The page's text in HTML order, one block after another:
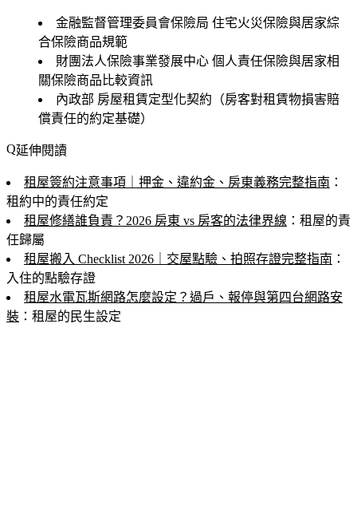
金融監督管理委員會保險局 住宅火災保險與居家綜
合保險商品規範
財團法人保險事業發展中心 個人責任保險與居家相
關保險商品比較資訊
內政部 房屋租賃定型化契約（房客對租賃物損害賠
償責任的約定基礎）
延伸閱讀
租屋簽約注意事項｜押金、違約金、房東義務完整指南 ：
租約中的責任約定
租屋修繕誰負責？2026 房東 vs 房客的法律界線 ：租屋的責
任歸屬
租屋搬入 Checklist 2026｜交屋點驗、拍照存證完整指南 ：
入住的點驗存證
租屋水電瓦斯網路怎麼設定？過戶、報停與第四台網路安
裝 ：租屋的民生設定